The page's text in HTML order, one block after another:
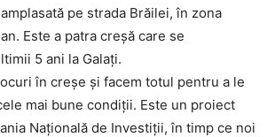
pe strada Brăilei, în zona
Este a patra creșă care se
5 ani la Galați.
în creșe și facem totul pentru a le
mai bune condiții. Este un proiect
Națională de Investiții, în timp ce noi